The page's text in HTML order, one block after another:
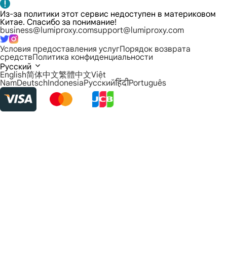
Из-за политики этот сервис недоступен в материковом
Китае. Спасибо за понимание!
business@lumiproxy.comsupport@lumiproxy.com
Условия предоставления услугПорядок возврата
средствПолитика конфиденциальности
Русский
English简体中文繁體中文Việt
NamDeutschIndonesiaРусскийहिंदीPortuguês